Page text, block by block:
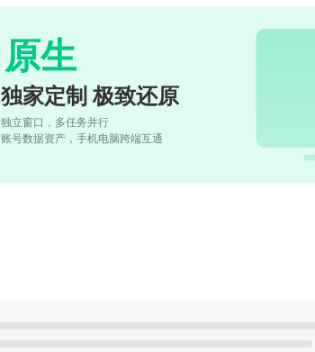
原生
独家定制 极致还原
独立窗口，多任务并行
账号数据资产，手机电脑跨端互通